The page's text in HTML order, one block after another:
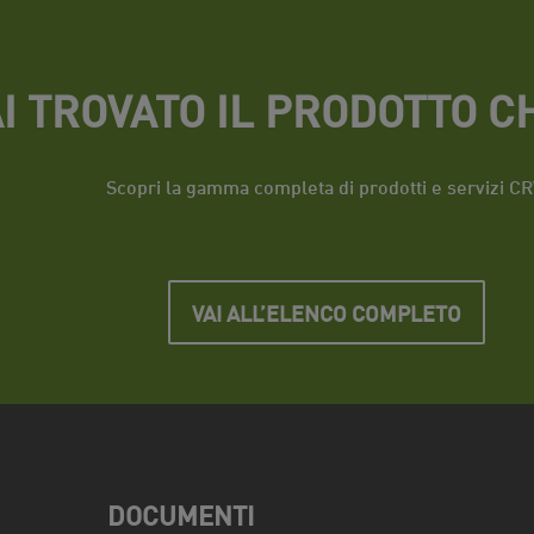
TROVATO IL PRODOTTO
Scopri la gamma completa di prodotti e servizi
VAI ALL’ELENCO COMPLETO
DOCUMENTI